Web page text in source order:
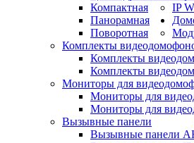
Компактная
Панорамная
Поворотная
IP
Комплекты
Комплекты
Комплекты
Мониторы для
Мониторы для
Мониторы для
Вызывные панели
Вызывные панели